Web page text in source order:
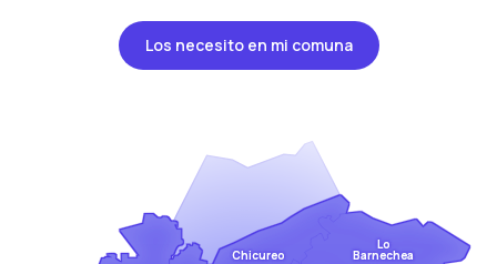
Los necesito en mi comuna
Chicureo
Lo
Barnechea